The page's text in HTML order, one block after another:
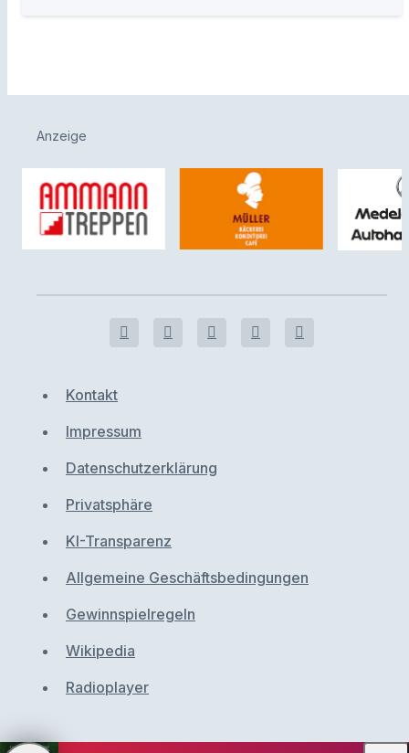
Anzeige
Kontakt
Impressum
Datenschutzerklärung
Privatsphäre
KI-Transparenz
Allgemeine Geschäftsbedingungen
Gewinnspielregeln
Wikipedia
Radioplayer